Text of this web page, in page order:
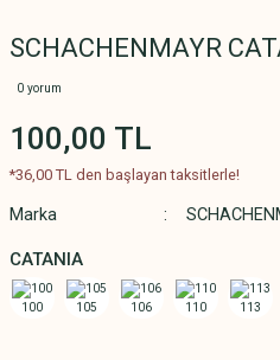
SCHACHENMAYR
0 yorum
100,00 TL
*36,00 TL den başlayan taksitlerle!
Marka
CATANIA